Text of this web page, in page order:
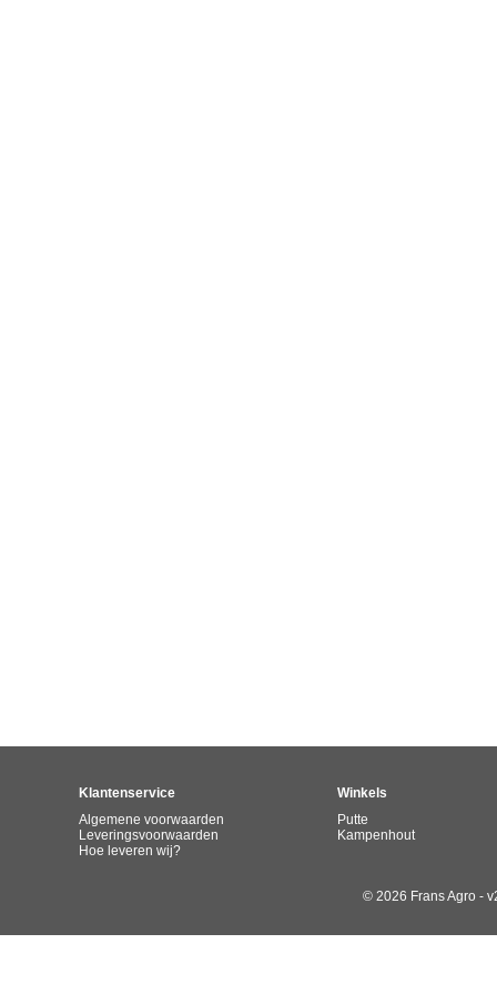
Klantenservice
Algemene voorwaarden
Leveringsvoorwaarden
Hoe leveren wij?
Winkels
Putte
Kampenhout
© 2026 Frans Agro -